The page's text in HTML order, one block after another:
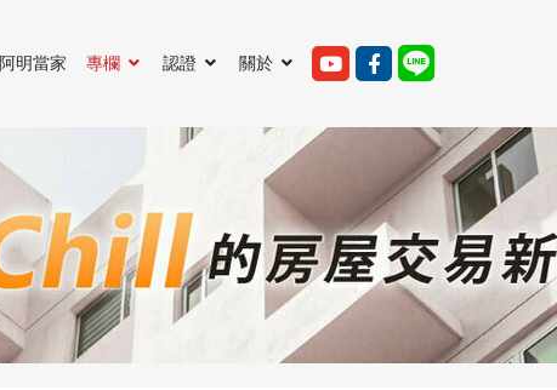
阿明當家 專欄 認證 關於